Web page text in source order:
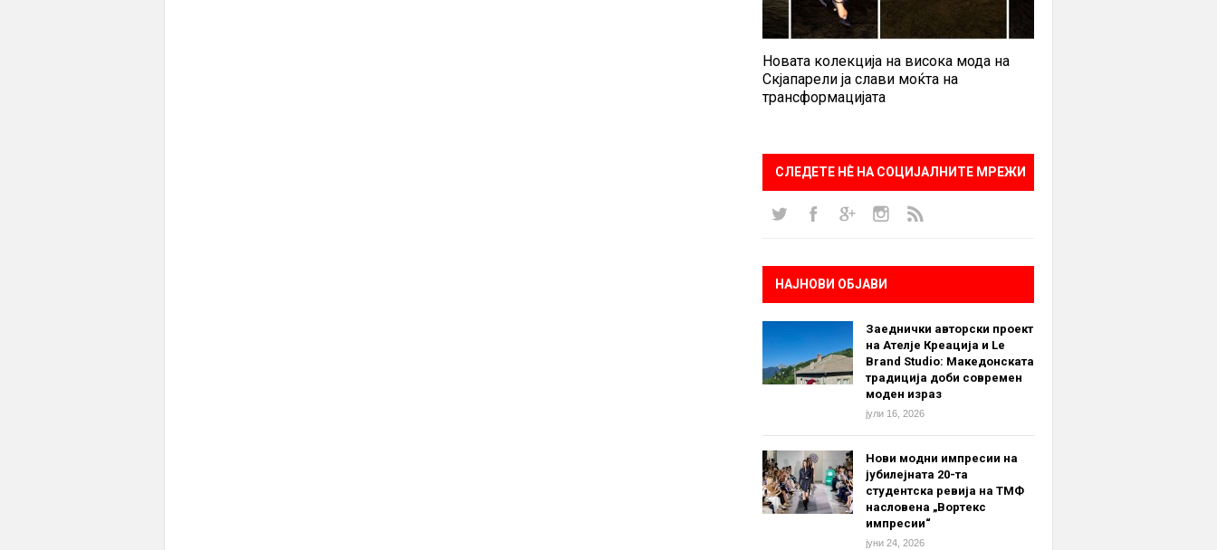
Новата колекција на висока мода на
Скјапарели ја слави моќта на
трансформацијата
СЛЕДЕТЕ НÈ НА СОЦИЈАЛНИТЕ МРЕЖИ
НАЈНОВИ ОБЈАВИ
Заеднички авторски проект
на Ателје Креација и Le
Brand Studio: Македонската
традиција доби современ
моден израз
јули 16, 2026
Нови модни импресии на
јубилејната 20-та
студентска ревија на ТМФ
насловена „Вортекс
импресии“
јуни 24, 2026